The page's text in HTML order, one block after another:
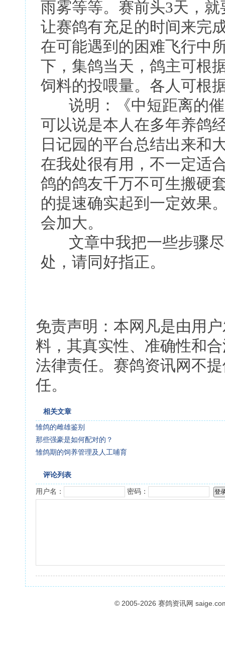
雨雾等等。赛前头3天，
让赛鸽有充足的时间来完
在可能遇到的困难飞行中
下，集鸽当天，鸽主可根
饲料的投喂量。各人可根
说明：《中短距离的催
可以说是本人在多年养鸽
日记园的平台总结出来和
在我处很有用，不一定适
鸽的鸽友千万不可生搬硬
的提速确实起到一定效果
会加大。
文章中我把一些步骤尽
处，请同好指正。
免责声明：本网凡是由用
料，其真实性、准确性和
法律责任。赛鸽资讯网不
任。
相关文章
雏鸽的雌雄鉴别
那些强豪是如何配对的？
雏鸽期的饲养管理及人工哺育
评论列表
用户名： 密码：
© 2005-2026 赛鸽资讯网